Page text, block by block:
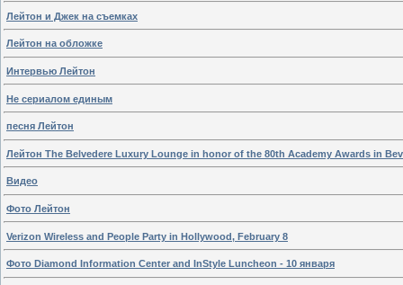
Лейтон и Джек на съемках
Лейтон на обложке
Интервью Лейтон
Не сериалом единым
песня Лейтон
Лейтон The Belvedere Luxury Lounge in honor of the 80th Academy Awards in
Видео
Фото Лейтон
Verizon Wireless and People Party in Hollywood, February 8
Фото Diamond Information Center and InStyle Luncheon - 10 января